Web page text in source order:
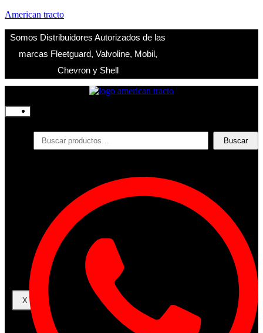
American tracto
Somos Distribuidores Autorizados de las
marcas Fleetguard, Valvoline, Mobil,
Chevron y Shell
Productos
Filtros
Contacto
Acceder
Iniciar Sesion
Registro
Restablecer la contraseña
X
Buscar